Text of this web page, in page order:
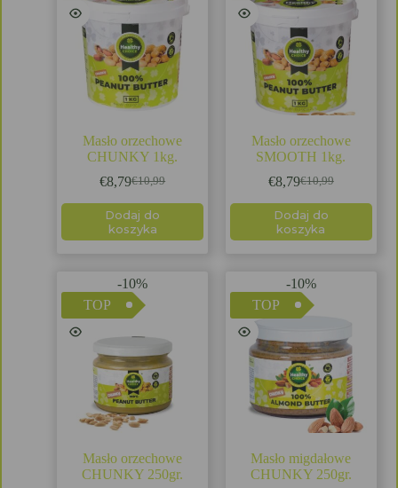
Masło orzechowe
CHUNKY 1kg.
€10,99
€8,79
Dodaj do
koszyka
Masło orzechowe
SMOOTH 1kg.
€10,99
€8,79
Dodaj do
koszyka
-10%
TOP
Masło orzechowe
CHUNKY 250gr.
-10%
TOP
Masło migdałowe
CHUNKY 250gr.